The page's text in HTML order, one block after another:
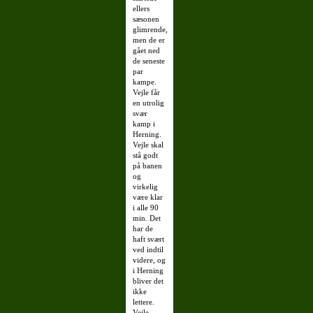
ellers
sæsonen
glimrende,
men de er
gået ned
de seneste
par
kampe.
Vejle får
en utrolig
svær
kamp i
Herning.
Vejle skal
stå godt
på banen
og
virkelig
være klar
i alle 90
min. Det
har de
haft svært
ved indtil
videre, og
i Herning
bliver det
ikke
lettere.